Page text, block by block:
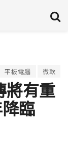
平板電腦 微軟
將有重
臨